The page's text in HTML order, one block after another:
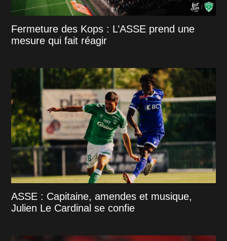
Fermeture des Kops : L’ASSE prend une
mesure qui fait réagir
ASSE : Capitaine, amendes et musique,
Julien Le Cardinal se confie